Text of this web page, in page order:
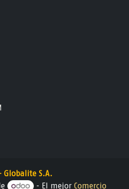
Globalite S.A.
- El mejorComercio